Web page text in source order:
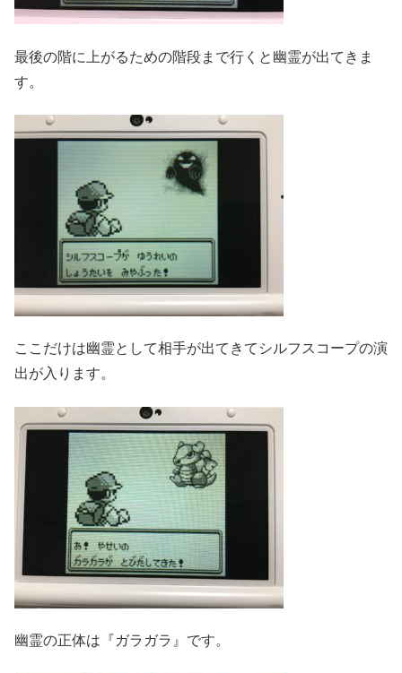
最後の階に上がるための階段まで行くと幽霊が出てきま
す。
ここだけは幽霊として相手が出てきてシルフスコープの演
出が入ります。
幽霊の正体は『ガラガラ』です。